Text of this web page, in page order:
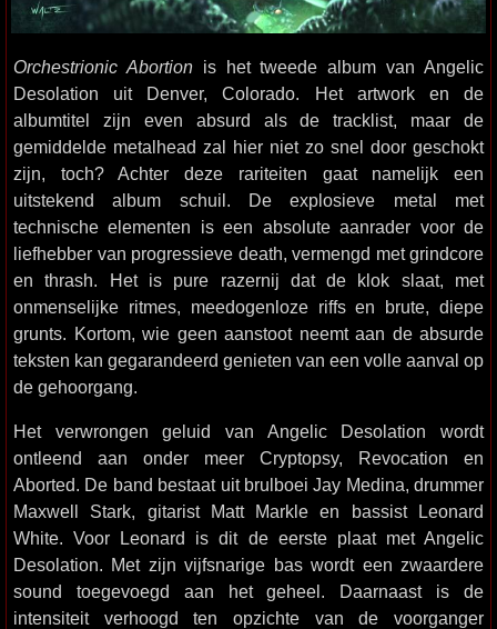
Orchestrionic Abortionis het tweede album van Angelic
Desolation uit Denver, Colorado. Het artwork en de
albumtitel zijn even absurd als de tracklist, maar de
gemiddelde metalhead zal hier niet zo snel door geschokt
zijn, toch? Achter deze rariteiten gaat namelijk een
uitstekend album schuil. De explosieve metal met
technische elementen is een absolute aanrader voor de
liefhebber van progressieve death, vermengd met grindcore
en thrash. Het is pure razernij dat de klok slaat, met
onmenselijke ritmes, meedogenloze riffs en brute, diepe
grunts. Kortom, wie geen aanstoot neemt aan de absurde
teksten kan gegarandeerd genieten van een volle aanval op
de gehoorgang.
Het verwrongen geluid van Angelic Desolation wordt
ontleend aan onder meer Cryptopsy, Revocation en
Aborted. De band bestaat uit brulboei Jay Medina, drummer
Maxwell Stark, gitarist Matt Markle en bassist Leonard
White. Voor Leonard is dit de eerste plaat met Angelic
Desolation. Met zijn vijfsnarige bas wordt een zwaardere
sound toegevoegd aan het geheel. Daarnaast is de
intensiteit verhoogd ten opzichte van de voorganger